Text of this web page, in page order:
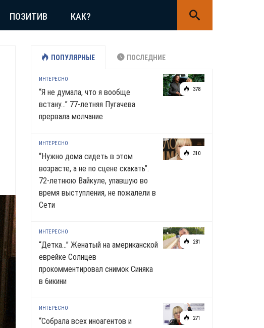
ПОЗИТИВ КАК?
ПОПУЛЯРНЫЕ ПОСЛЕДНИЕ
378
ИНТЕРЕСНО
“Я не думала, что я вообще
встану…” 77-летняя Пугачева
прервала молчание
310
ИНТЕРЕСНО
“Нужно дома сидеть в этом
возрасте, а не по сцене скакать”.
72-летнюю Вайкуле, упавшую во
время выступления, не пожалели в
Сети
281
ИНТЕРЕСНО
“Детка…” Женатый на американской
еврейке Солнцев
прокомментировал снимок Синяка
в 6икини
271
ИНТЕРЕСНО
“Собрала всех иноагентов и